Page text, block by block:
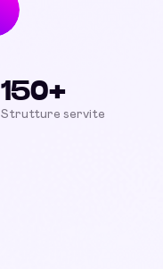
150+
Strutture servite